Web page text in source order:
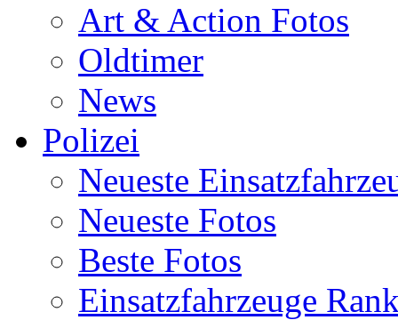
Art & Action Fotos
Oldtimer
News
Polizei
Neueste
Neueste Fotos
Beste Fotos
Einsatzfahrzeuge